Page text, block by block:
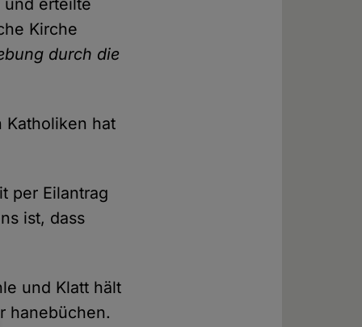
und erteilte
Kirche
durch die
Katholiken hat
per Eilantrag
ist, dass
und Klatt hält
hanebüchen.